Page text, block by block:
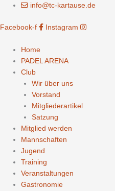
Zum
springen
info@tc-kartause.de
Facebook-f Instagram
Home
PADEL ARENA
Club
Wir über uns
Vorstand
Mitgliederartikel
Satzung
Mitglied werden
Mannschaften
Jugend
Training
Veranstaltungen
Gastronomie